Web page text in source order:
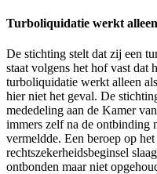
Turboliquidatie werkt
De stichting stelt dat zij een
staat volgens het hof vast dat
turboliquidatie werkt alleen
hier niet het geval. De
mededeling aan de Kamer
immers zelf na de ontbinding
vermeldde. Een beroep op
rechtszekerheidsbeginsel
ontbonden maar niet